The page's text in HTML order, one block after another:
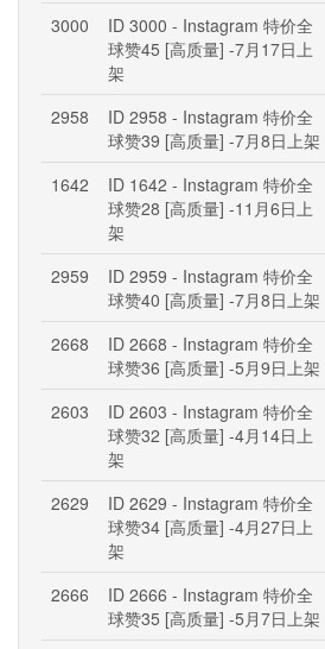
3000
ID 3000 - Instagram 特价全
球赞45 [高质量] -7月17日上
架
2958
ID 2958 - Instagram 特价全
球赞39 [高质量] -7月8日上架
1642
ID 1642 - Instagram 特价全
球赞28 [高质量] -11月6日上
架
2959
ID 2959 - Instagram 特价全
球赞40 [高质量] -7月8日上架
2668
ID 2668 - Instagram 特价全
球赞36 [高质量] -5月9日上架
2603
ID 2603 - Instagram 特价全
球赞32 [高质量] -4月14日上
架
2629
ID 2629 - Instagram 特价全
球赞34 [高质量] -4月27日上
架
2666
ID 2666 - Instagram 特价全
球赞35 [高质量] -5月7日上架